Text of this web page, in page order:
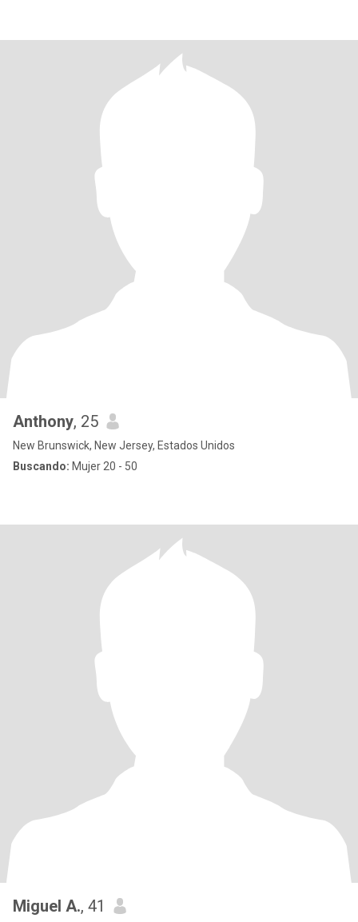
Anthony, 25
New Brunswick, New Jersey, Estados Unidos
Buscando: Mujer 20 - 50
Miguel A., 41